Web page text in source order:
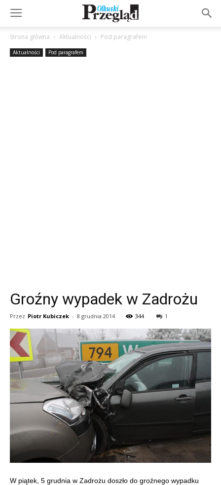
Strona główna Aktualności Pod paragrafem
Aktualności Pod paragrafem
Groźny wypadek w Zadrożu
Przez Piotr Kubiczek - 8 grudnia 2014 344 1
W piątek, 5 grudnia w Zadrożu doszło do groźnego wypadku